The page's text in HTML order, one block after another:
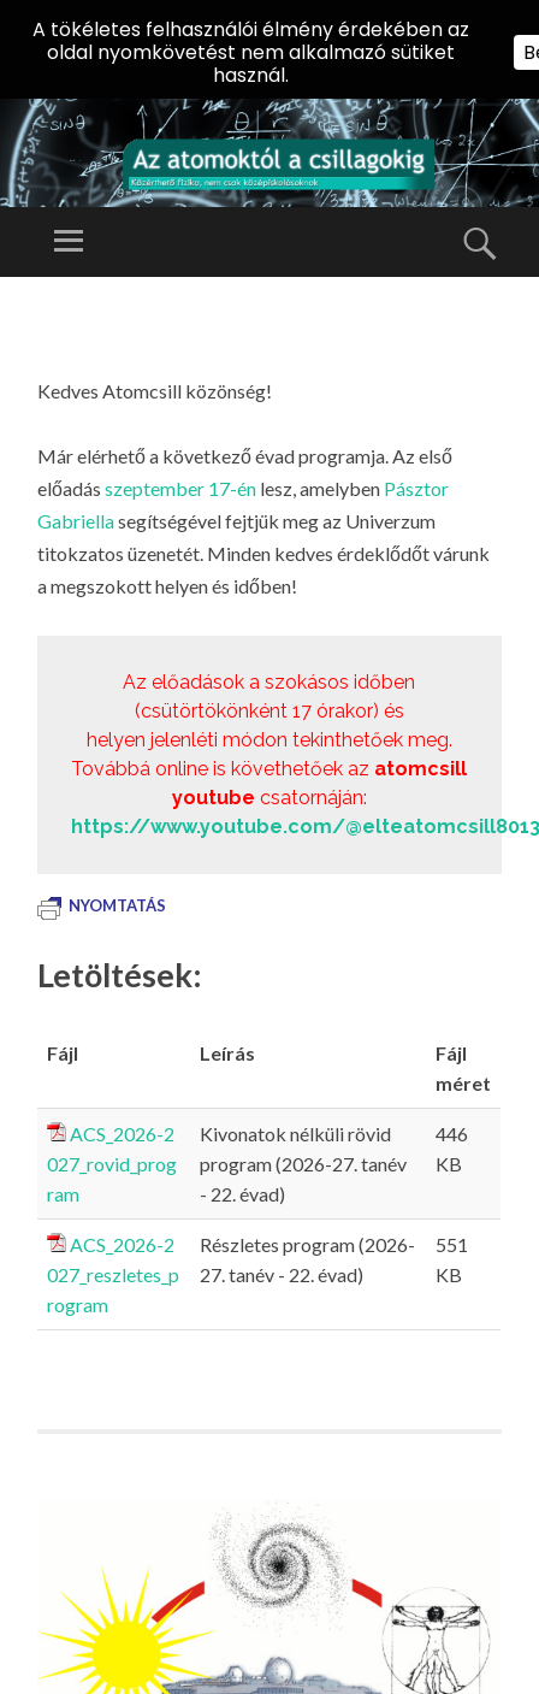
AZ
A
CS
IL
LA
G
Előadássorozat
Menü
Kedves Atomcsill közönség!
Már elérhető a következő évad programja. Az első
előadásszeptember 17-én lesz, amelyben Pásztor
Gabriellasegítségével fejtjük meg az Univerzum
titokzatos üzenetét. Minden kedves érdeklődőt várunk
a megszokott helyen és időben!
Az előadások a szokásos időben
(csütörtökönként 17 órakor) és
helyen jelenléti módon tekinthetőek meg.
Továbbá online is követhetőek az atomcsill
youtube csatornáján:
https://www.youtube.com/
NYOMTATÁS
Letöltések:
Fájl Leírás
Fájl
méret
ACS_2026-2
027_rovid_prog
ram
Kivonatok nélküli rövid
program (2026-27. tanév
- 22. évad)
446
KB
ACS_2026-2
027_reszletes_p
rogram
Részletes program (2026-
27. tanév - 22. évad)
551
KB
A tökéletes felhasználói élmény érdekében az
oldal nyomkövetést nem alkalmazó sütiket
használ.